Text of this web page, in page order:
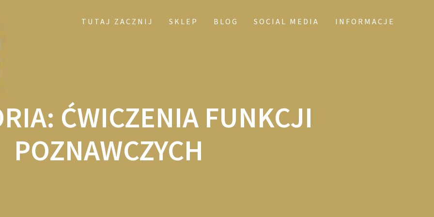
TUTAJ ZACZNIJ SKLEP BLOG SOCIAL MEDIA INFORMACJE
ĆWICZENIA FUNKCJI
POZNAWCZYCH